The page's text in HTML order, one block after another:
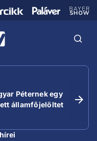
Péternek egy
államfőjelöltet